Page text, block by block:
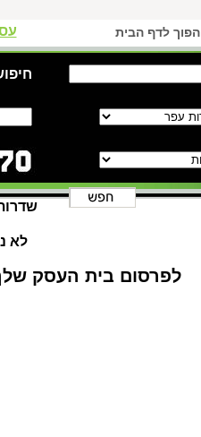
הפוך לדף הבית
לא
לפרסום בית העסק שלך חייג